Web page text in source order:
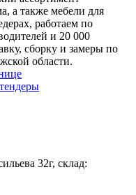
а также мебели для
работаем по
и 20 000
сборку и замеры по
области.
32г, склад: